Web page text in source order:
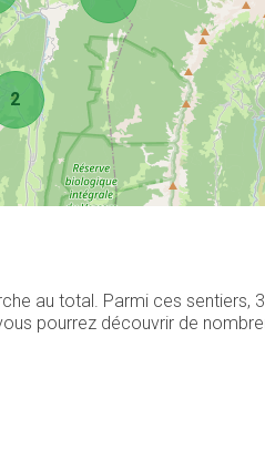
2
au total. Parmi ces sentiers,
pourrez découvrir de